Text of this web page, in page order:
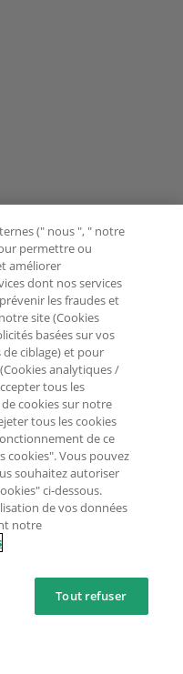
(" nous ", " notre
permettre ou
améliorer
dont nos services
les fraudes et
site (Cookies
basées sur vos
ciblage) et pour
analytiques /
tous les
cookies sur notre
tous les cookies
de ce
cookies". Vous pouvez
souhaitez autoriser
ci-dessous.
de vos données
notre
Tout refuser